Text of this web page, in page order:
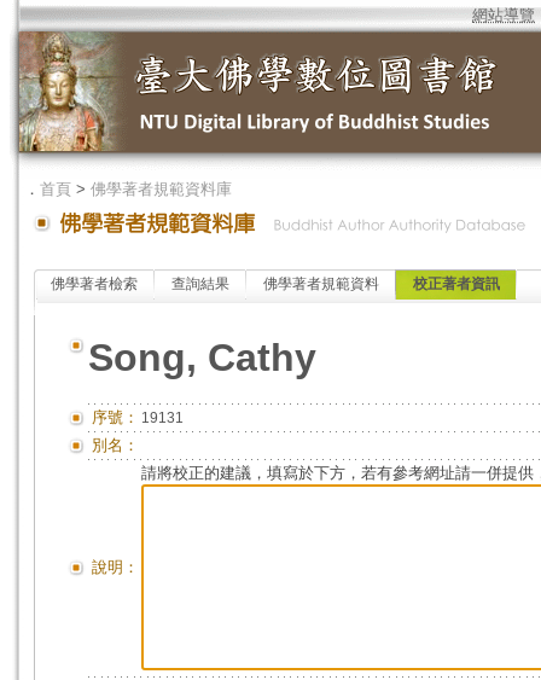
網站導覽
． 首頁 > 佛學著者規範資料庫
佛學著者檢索 查詢結果 佛學著者規範資料 校正著者資訊
Song, Cathy
序號： 19131
別名：
說明：
請將校正的建議，填寫於下方，若有參考網址請一併提供